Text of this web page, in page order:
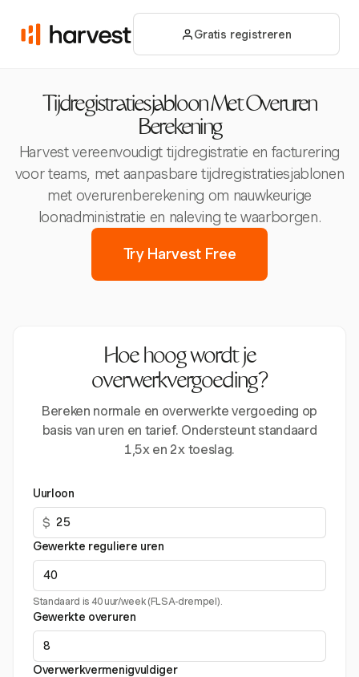
Gratis registreren
Tijdregistratiesjabloon Met Overuren
Berekening
Harvest vereenvoudigt tijdregistratie en facturering
voor teams, met aanpasbare tijdregistratiesjablonen
met overurenberekening om nauwkeurige
loonadministratie en naleving te waarborgen.
Try Harvest Free
Hoe hoog wordt je
overwerkvergoeding?
Bereken normale en overwerkte vergoeding op
basis van uren en tarief. Ondersteunt standaard
1,5x en 2x toeslag.
Uurloon
$
Gewerkte reguliere uren
Standaard is 40 uur/week (FLSA-drempel).
Gewerkte overuren
Overwerkvermenigvuldiger